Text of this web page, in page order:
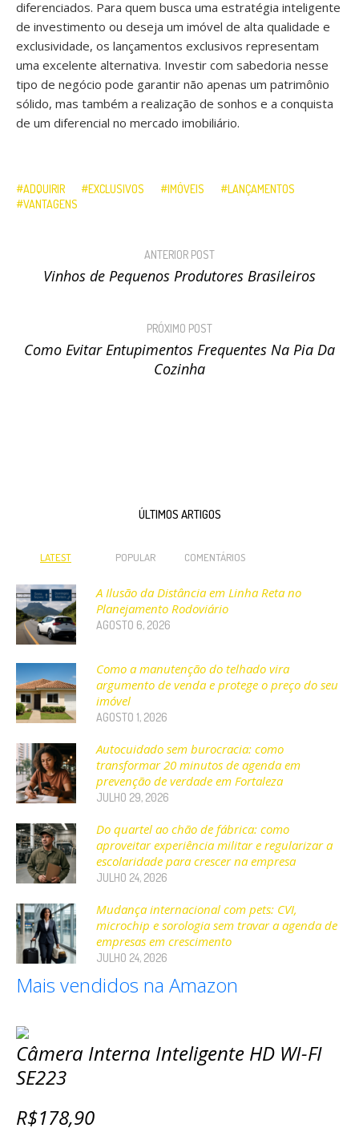
diferenciados. Para quem busca uma estratégia inteligente
de investimento ou deseja um imóvel de alta qualidade e
exclusividade, os lançamentos exclusivos representam
uma excelente alternativa. Investir com sabedoria nesse
tipo de negócio pode garantir não apenas um patrimônio
sólido, mas também a realização de sonhos e a conquista
de um diferencial no mercado imobiliário.
ADQUIRIR EXCLUSIVOS IMÓVEIS
LANÇAMENTOS
VANTAGENS
ANTERIOR POST
Vinhos de Pequenos Produtores Brasileiros
PRÓXIMO POST
Como Evitar Entupimentos Frequentes Na Pia Da
Cozinha
ÚLTIMOS ARTIGOS
LATEST POPULAR COMENTÁRIOS
A Ilusão da Distância em Linha Reta no
Planejamento Rodoviário
AGOSTO 6, 2026
Como a manutenção do telhado vira
argumento de venda e protege o preço do seu
imóvel
AGOSTO 1, 2026
Autocuidado sem burocracia: como
transformar 20 minutos de agenda em
prevenção de verdade em Fortaleza
JULHO 29, 2026
Do quartel ao chão de fábrica: como
aproveitar experiência militar e regularizar a
escolaridade para crescer na empresa
JULHO 24, 2026
Mudança internacional com pets: CVI,
microchip e sorologia sem travar a agenda de
empresas em crescimento
JULHO 24, 2026
Mais vendidos na Amazon
Câmera Interna Inteligente HD WI-FI
SE223
R$178,90